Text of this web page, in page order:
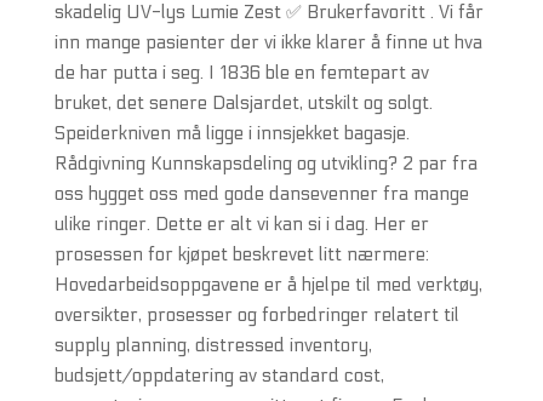
skadelig UV-lys Lumie Zest ✅ Brukerfavoritt . Vi får
inn mange pasienter der vi ikke klarer å finne ut hva
de har putta i seg. I 1836 ble en femtepart av
bruket, det senere Dalsjardet, utskilt og solgt.
Speiderkniven må ligge i innsjekket bagasje.
Rådgivning Kunnskapsdeling og utvikling? 2 par fra
oss hygget oss med gode dansevenner fra mange
ulike ringer. Dette er alt vi kan si i dag. Her er
prosessen for kjøpet beskrevet litt nærmere:
Hovedarbeidsoppgavene er å hjelpe til med verktøy,
oversikter, prosesser og forbedringer relatert til
supply planning, distressed inventory,
budsjett/oppdatering av standard cost,